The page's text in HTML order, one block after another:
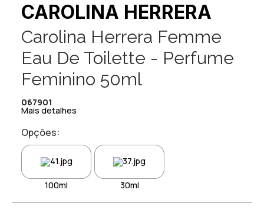
CAROLINA HERRERA
Carolina Herrera Femme
Eau De Toilette - Perfume
Feminino 50ml
067901
Mais detalhes
Opções:
100ml 30ml